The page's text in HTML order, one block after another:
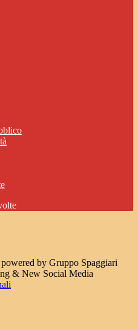
by Gruppo Spaggiari
& New Social Media